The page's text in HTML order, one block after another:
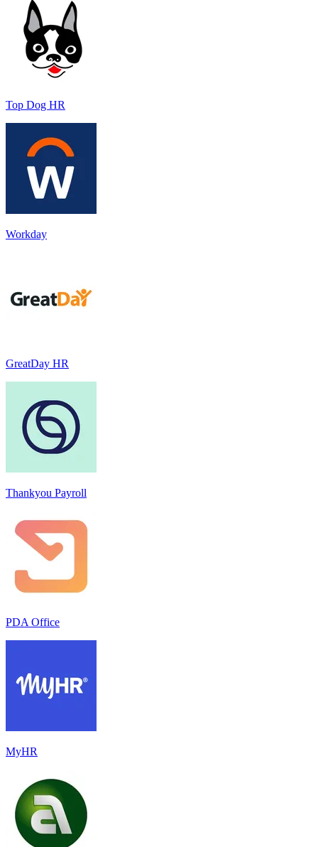
Top Dog HR
Workday
GreatDay HR
Thankyou Payroll
PDA Office
MyHR